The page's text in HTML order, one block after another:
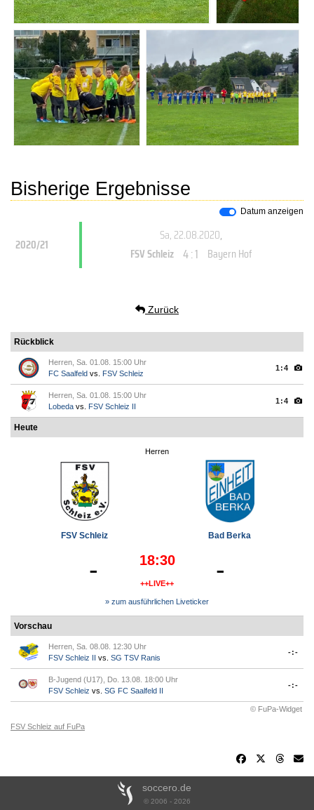
Bisherige Ergebnisse
Datum anzeigen
2020/21
Sa, 22.08.2020,
FSV Schleiz 4 : 1 Bayern Hof
Zurück
Rückblick
Herren, Sa. 01.08. 15:00 Uhr
FC Saalfeld vs. FSV Schleiz
1:4
Herren, Sa. 01.08. 15:00 Uhr
Lobeda vs. FSV Schleiz II
1:4
Heute
Herren
FSV Schleiz Bad Berka
- 18:30
++LIVE++ -
» zum ausführlichen Liveticker
Vorschau
Herren, Sa. 08.08. 12:30 Uhr
FSV Schleiz II vs. SG TSV Ranis
-:-
B-Jugend (U17), Do. 13.08. 18:00 Uhr
FSV Schleiz vs. SG FC Saalfeld II
-:-
© FuPa-Widget
FSV Schleiz auf FuPa
soccero.de
© 2006 - 2026